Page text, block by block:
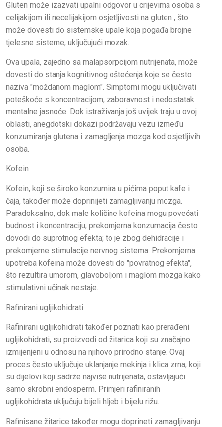
Gluten može izazvati upalni odgovor u crijevima osoba s
celijakijom ili necelijakijom osjetljivosti na gluten , što
može dovesti do sistemske upale koja pogađa brojne
tjelesne sisteme, uključujući mozak.
Ova upala, zajedno sa malapsorpcijom nutrijenata, može
dovesti do stanja kognitivnog oštećenja koje se često
naziva "moždanom maglom". Simptomi mogu uključivati
poteškoće s koncentracijom, zaboravnost i nedostatak
mentalne jasnoće. Dok istraživanja još uvijek traju u ovoj
oblasti, anegdotski dokazi podržavaju vezu između
konzumiranja glutena i zamagljenja mozga kod osjetljivih
osoba.
Kofein
Kofein, koji se široko konzumira u pićima poput kafe i
čaja, također može doprinijeti zamagljivanju mozga.
Paradoksalno, dok male količine kofeina mogu povećati
budnost i koncentraciju, prekomjerna konzumacija često
dovodi do suprotnog efekta; to je zbog dehidracije i
prekomjerne stimulacije nervnog sistema. Prekomjerna
upotreba kofeina može dovesti do "povratnog efekta",
što rezultira umorom, glavoboljom i maglom mozga kako
stimulativni učinak nestaje.
Rafinirani ugljikohidrati
Rafinirani ugljikohidrati također poznati kao prerađeni
ugljikohidrati, su proizvodi od žitarica koji su značajno
izmijenjeni u odnosu na njihovo prirodno stanje. Ovaj
proces često uključuje uklanjanje mekinja i klica zrna, koji
su dijelovi koji sadrže najviše nutrijenata, ostavljajući
samo skrobni endosperm. Primjeri rafiniranih
ugljikohidrata uključuju bijeli hljeb i bijelu rižu.
Rafinisane žitarice također mogu doprineti zamagljivanju